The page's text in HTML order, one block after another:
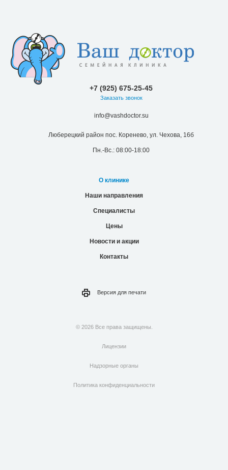
+7 (925) 675-25-45
Заказать звонок
info@vashdoctor.su
Люберецкий район пос. Коренево, ул. Чехова, 16б
Пн.-Вс.: 08:00-18:00
О клинике
Наши направления
Специалисты
Цены
Новости и акции
Контакты
Версия для печати
© 2026 Все права защищены.
Лицензии
Надзорные органы
Политика конфиденциальности